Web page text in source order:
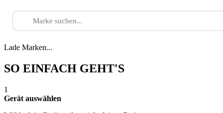
Lade Marken...
SO EINFACH GEHT'S
1
Gerät auswählen